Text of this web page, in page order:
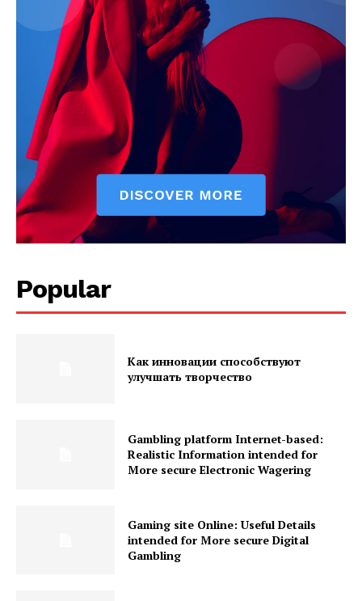
Popular
Как инновации способствуют
улучшать творчество
Gambling platform Internet-based:
Realistic Information intended for
More secure Electronic Wagering
Gaming site Online: Useful Details
intended for More secure Digital
Gambling